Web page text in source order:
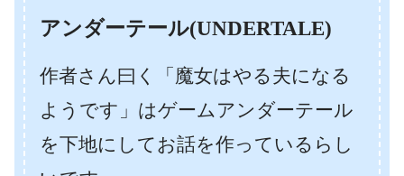
アンダーテール(UNDERTALE)
作者さん曰く「魔女はやる夫になる
ようです」はゲームアンダーテール
を下地にしてお話を作っているらし